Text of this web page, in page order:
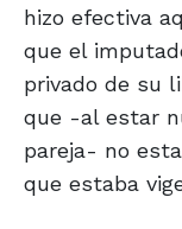
hizo efectiva
que el
privado de su
que -al estar
pareja- no
que estaba